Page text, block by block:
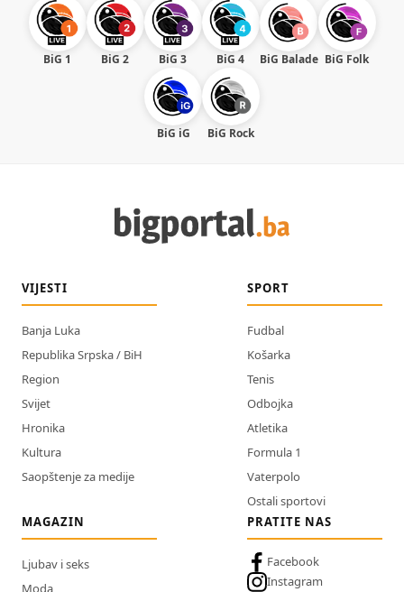
BiG 1 BiG 2 BiG 3 BiG 4 BiG Balade BiG Folk
BiG iG BiG Rock
VIJESTI
Banja Luka
Republika Srpska / BiH
Region
Svijet
Hronika
Kultura
Saopštenje za medije
SPORT
Fudbal
Košarka
Tenis
Odbojka
Atletika
Formula 1
Vaterpolo
Ostali sportovi
MAGAZIN
Ljubav i seks
Moda
PRATITE NAS
Facebook
Instagram